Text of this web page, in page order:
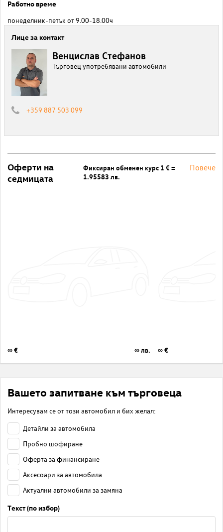
Работно време
понеделник-петък от 9.00-18.00ч
Лице за контакт
Венцислав Стефанов
Търговец употребявани автомобили
+359 887 503 099
Оферти на
седмицата
Фиксиран обменен курс 1 € =
1.95583 лв.
Повече
∞ € ∞ лв. ∞ €
Вашето запитване към търговеца
Интересувам се от този автомобил и бих желал:
Детайли за автомобила
Пробно шофиране
Оферта за финансиране
Аксесоари за автомобила
Актуални автомобили за замяна
Текст (по избор)